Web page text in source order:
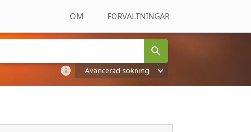
OM FÖRVALTNINGAR
Avancerad sökning